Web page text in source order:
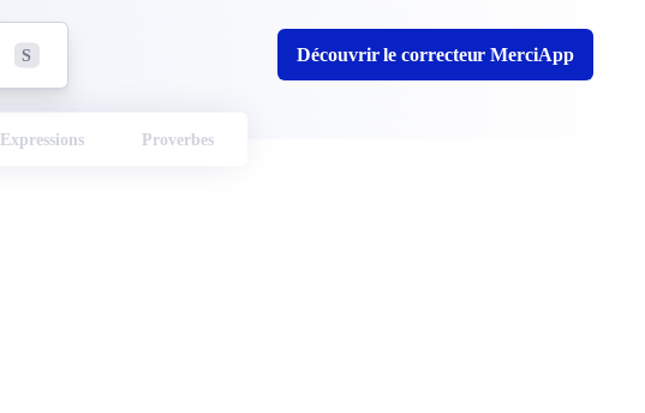
S Découvrir le correcteur MerciApp
Expressions Proverbes